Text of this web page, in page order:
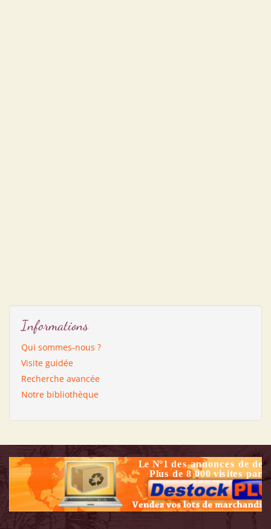
Informations
Qui sommes-nous ?
Visite guidée
Recherche avancée
Notre bibliothèque